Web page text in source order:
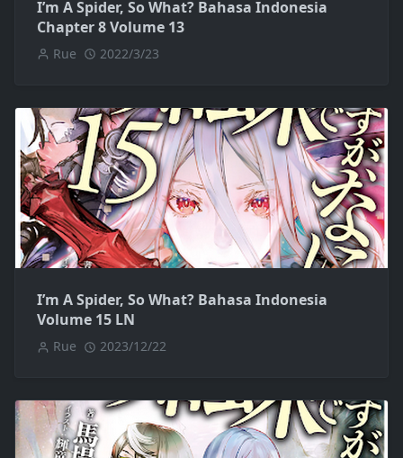
I’m A Spider, So What? Bahasa Indonesia
Chapter 8 Volume 13
Rue 2022/3/23
I’m A Spider, So What? Bahasa Indonesia
Volume 15 LN
Rue 2023/12/22